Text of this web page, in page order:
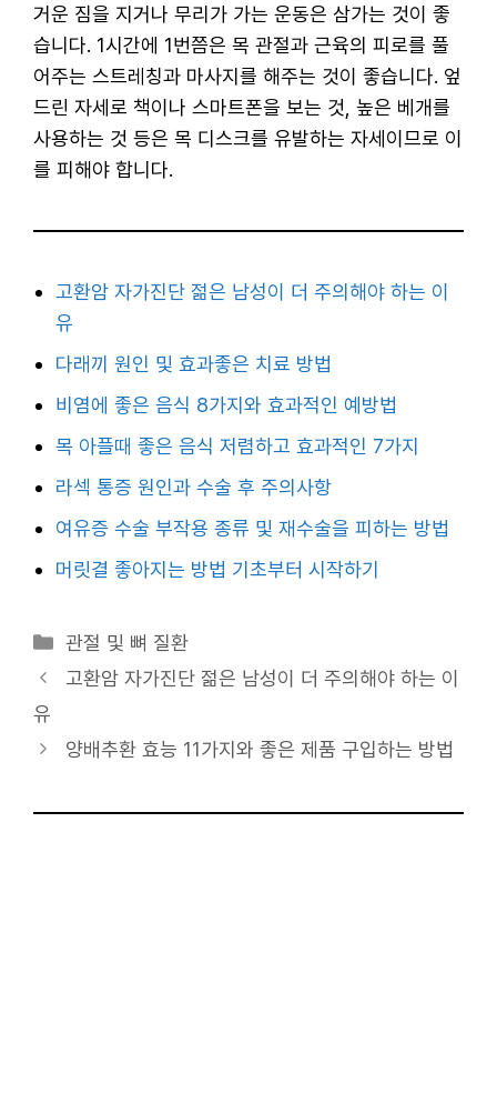
거운 짐을 지거나 무리가 가는 운동은 삼가는 것이 좋
습니다. 1시간에 1번쯤은 목 관절과 근육의 피로를 풀
어주는 스트레칭과 마사지를 해주는 것이 좋습니다. 엎
드린 자세로 책이나 스마트폰을 보는 것, 높은 베개를
사용하는 것 등은 목 디스크를 유발하는 자세이므로 이
를 피해야 합니다.
고환암 자가진단 젊은 남성이 더 주의해야 하는 이
유
다래끼 원인 및 효과좋은 치료 방법
비염에 좋은 음식 8가지와 효과적인 예방법
목 아플때 좋은 음식 저렴하고 효과적인 7가지
라섹 통증 원인과 수술 후 주의사항
여유증 수술 부작용 종류 및 재수술을 피하는 방법
머릿결 좋아지는 방법 기초부터 시작하기
카
테
리
관절 및 뼈 질환
고환암 자가진단 젊은 남성이 더 주의해야 하는 이
유
양배추환 효능 11가지와 좋은 제품 구입하는 방법